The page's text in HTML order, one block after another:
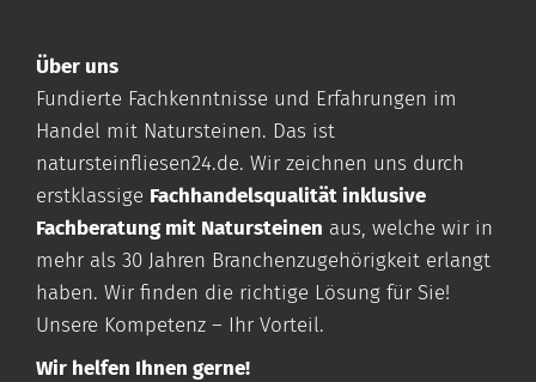
Über uns
Fundierte Fachkenntnisse und Erfahrungen im
Handel mit Natursteinen. Das ist
natursteinfliesen24.de. Wir zeichnen uns durch
erstklassige Fachhandelsqualität inklusive
Fachberatung mit Natursteinen aus, welche wir in
mehr als 30 Jahren Branchenzugehörigkeit erlangt
haben. Wir finden die richtige Lösung für Sie!
Unsere Kompetenz – Ihr Vorteil.
Wir helfen Ihnen gerne!